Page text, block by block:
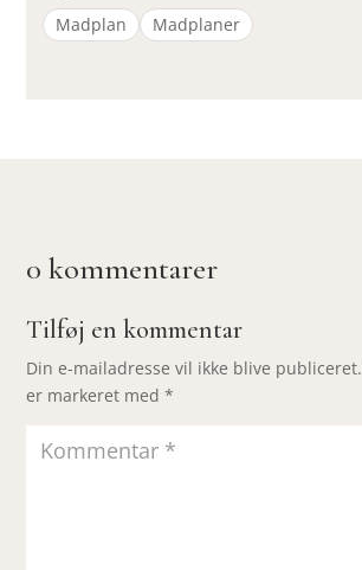
Madplan Madplaner
0 kommentarer
Tilføj en kommentar
Din e-mailadresse vil ikke blive publiceret.
er markeret med*